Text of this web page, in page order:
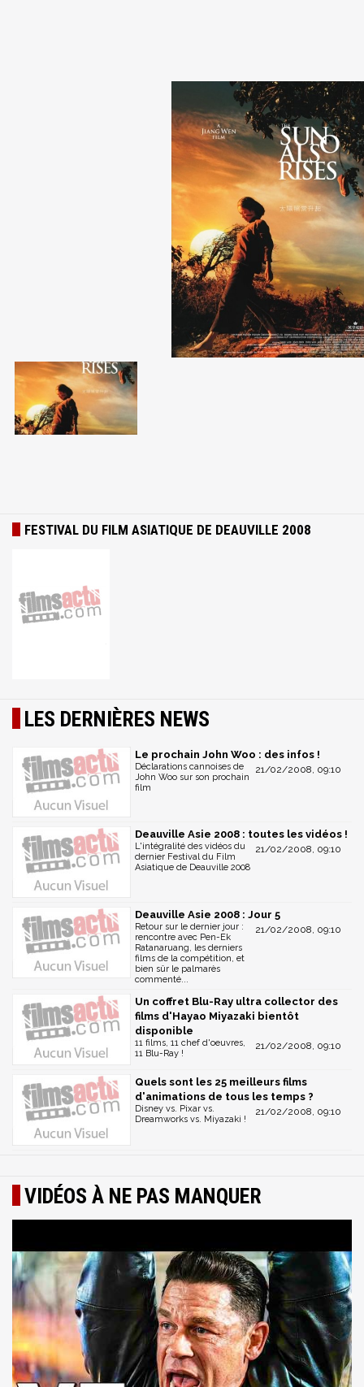
FESTIVAL DU FILM ASIATIQUE DE DEAUVILLE 2008
LES DERNIÈRES NEWS
Le prochain John Woo : des infos !
21/02/2008, 09:10
Déclarations cannoises de
John Woo sur son prochain
film
Deauville Asie 2008 : toutes les vidéos !
21/02/2008, 09:10
L'intégralité des vidéos du
dernier Festival du Film
Asiatique de Deauville 2008
Deauville Asie 2008 : Jour 5
21/02/2008, 09:10
Retour sur le dernier jour :
rencontre avec Pen-Ek
Ratanaruang, les derniers
films de la compétition, et
bien sûr le palmarès
commenté...
Un coffret Blu-Ray ultra collector des
films d'Hayao Miyazaki bientôt
disponible
21/02/2008, 09:10
11 films, 11 chef d'oeuvres,
11 Blu-Ray !
Quels sont les 25 meilleurs films
d'animations de tous les temps ?
21/02/2008, 09:10
Disney vs. Pixar vs.
Dreamworks vs. Miyazaki !
VIDÉOS À NE PAS MANQUER